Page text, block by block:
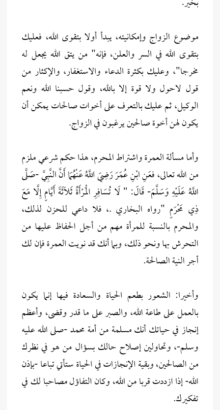
موضوع الزواج وإمكانيته، يبدأ أولا بتقوى الله، فعليك
بتقوى الله في السر والعلن، فإنه" من يتق الله يجعل له
مخرجا"، وعليك بكثرة الدعاء والاستغفار، والإكثار من
قول لاحول ولا قوة إلا بالله، وقول حسبنا الله ونعم
الوكيل، ثم عليك بالتعرف على أخوات صالحات يمكن أن
يكون لهن أخوة صالحين يرغبون في الزواج.
وأما مسألة العمرة واشتراط المحرم، هذا حكم شرعي ملزم
من الله تعالى، فعَنِ ابْنِ عُمَرَ رَضِيَ اللَّهُ عَنْهُمَا أَنَّ النَّبِيَّ -صَلَّى
اللَّهُ عَلَيْهِ وَسَلَّمَ- قَالَ: " لَا تُسَافِرِ الْمَرْأَةُ ثَلَاثَةَ أَيَّامٍ إِلَّا مَعَ
ذِي مَحْرَمٍ "رواه البخاري .، فلا داعي للحزن لذلك،
والمحرم بالنسبة للمرأة مهم من أجل الحفاظ عليها من
التحرش بها ونحو ذلك، وبما أنك قد نويت العمرة فإن لك
أجر النية الصالحة.
وأخيرا: الشعور بطعم الحياة والسعادة فيها إنما يكون
بالعمل على طاعة الله، والصبر على ما قدر وقضى، وأعظم
إنجاز في حياتك أنك مسلمة من أمة محمد -صلى الله عليه
وسلم-، وتحاولين إصلاح حالك بسؤال من هو في نظرك
من الصالحين، وبقية الإنجازات في الحياة ستأتي تباعا -بإذن
الله- إذا ازددت قربا من الله، وكان التفاؤل مصاحبا لك في
تفكيرك.